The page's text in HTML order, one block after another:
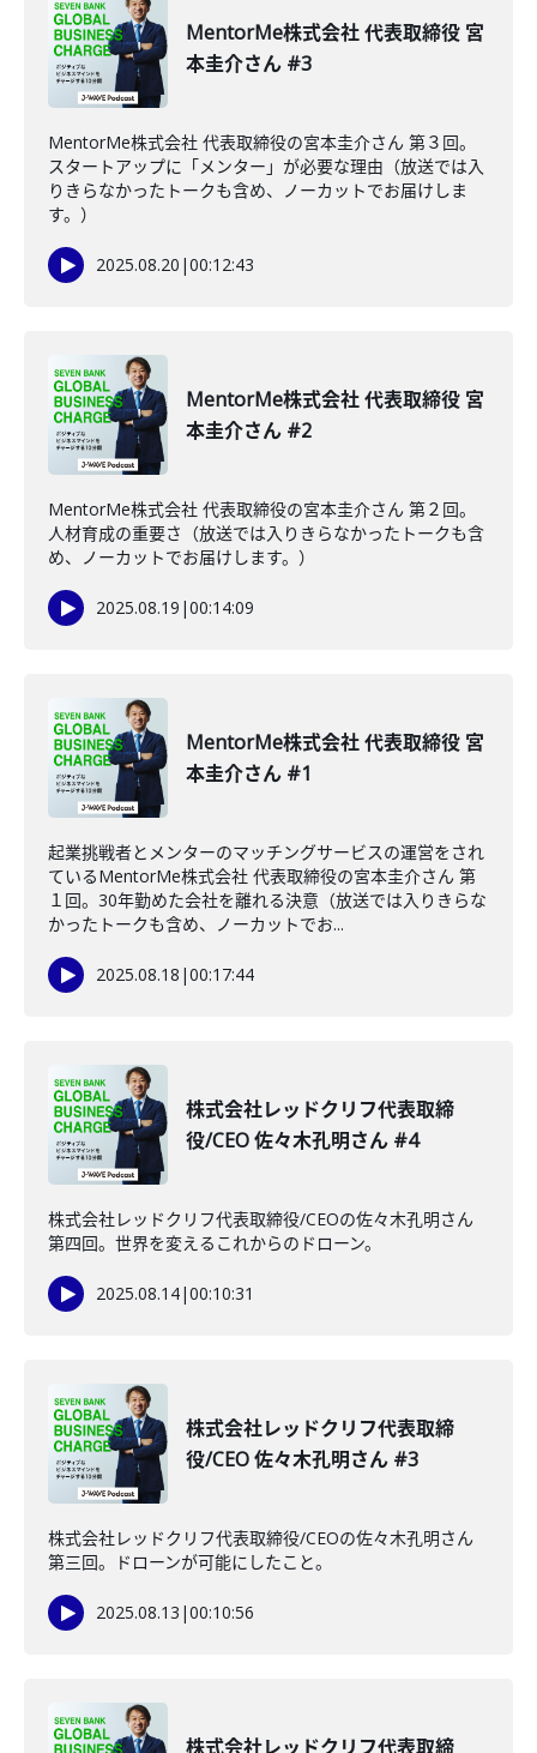
MentorMe株式会社 代表取締役 宮
本圭介さん #3
MentorMe株式会社 代表取締役の宮本圭介さん 第３回。
スタートアップに「メンター」が必要な理由（放送では入
りきらなかったトークも含め、ノーカットでお届けしま
す。）
2025.08.20 |00:12:43
MentorMe株式会社 代表取締役 宮
本圭介さん #2
MentorMe株式会社 代表取締役の宮本圭介さん 第２回。
人材育成の重要さ（放送では入りきらなかったトークも含
め、ノーカットでお届けします。）
2025.08.19 |00:14:09
MentorMe株式会社 代表取締役 宮
本圭介さん #1
起業挑戦者とメンターのマッチングサービスの運営をされ
ているMentorMe株式会社 代表取締役の宮本圭介さん 第
１回。30年勤めた会社を離れる決意（放送では入りきらな
かったトークも含め、ノーカットでお...
2025.08.18 |00:17:44
株式会社レッドクリフ代表取締
役/CEO 佐々木孔明さん #4
株式会社レッドクリフ代表取締役/CEOの佐々木孔明さん
第四回。世界を変えるこれからのドローン。
2025.08.14|00:10:31
株式会社レッドクリフ代表取締
役/CEO 佐々木孔明さん #3
株式会社レッドクリフ代表取締役/CEOの佐々木孔明さん
第三回。ドローンが可能にしたこと。
2025.08.13 |00:10:56
株式会社レッドクリフ代表取締